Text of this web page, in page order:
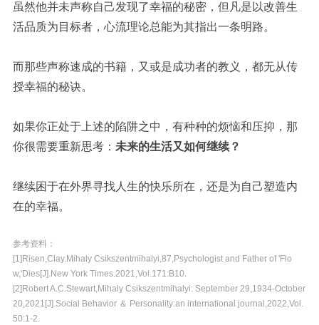
虽然他并未声称自己发现了幸福的秘密，但凡是以改善生
活品质为目标者，心流理论总能为其指出一条明路。
而那些声称速成的书籍，又或是成功者的教义，都无从传
授幸福的秘诀。
如果你正处于上述的陷阱之中，有种种的烦恼和压抑，那
你很需要重新思考： 未来的生活又如何继续？
继续困于在外界寻找人生的快乐所在，还是为自己塑造内
在的幸福。
参考资料：
[1]Risen,Clay.Mihaly Csikszentmihalyi,87,Psychologist and Father of 'Flo
w,'Dies[J].New York Times.2021,Vol.171:B10.
[2]Robert A.C.Stewart,Mihaly Csikszentmihalyi: September 29,1934-October
20,2021[J].Social Behavior ＆ Personality:an international journal,2022,Vol.
50:1-2.